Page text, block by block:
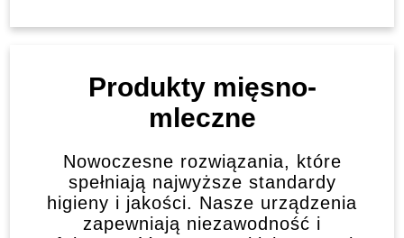
Produkty mięsno-
mleczne
Nowoczesne rozwiązania, które
spełniają najwyższe standardy
higieny i jakości. Nasze urządzenia
zapewniają niezawodność i